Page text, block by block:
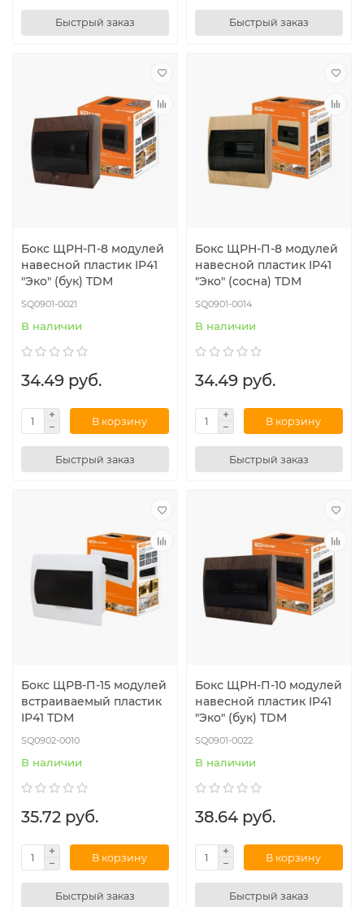
Быстрый заказ Быстрый заказ
Бокс ЩРН-П-8 модулей
навесной пластик IP41
"Эко" (бук) TDM
SQ0901-0021
В наличии
34.49 руб.
В корзину
Быстрый заказ
Бокс ЩРН-П-8 модулей
навесной пластик IP41
"Эко" (сосна) TDM
SQ0901-0014
В наличии
34.49 руб.
В корзину
Быстрый заказ
Бокс ЩРВ-П-15 модулей
встраиваемый пластик
IP41 TDM
SQ0902-0010
В наличии
35.72 руб.
В корзину
Быстрый заказ
Бокс ЩРН-П-10 модулей
навесной пластик IP41
"Эко" (бук) TDM
SQ0901-0022
В наличии
38.64 руб.
В корзину
Быстрый заказ